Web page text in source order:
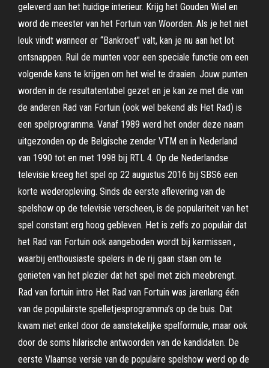
geleverd aan het huidige interieur. Krijg het Gouden Wiel en
word de meester van het Fortuin van Woorden. Als je het niet
leuk vindt wanneer er “Bankroet" valt, kan je nu aan het lot
ontsnappen. Ruil de munten voor een speciale functie om een
volgende kans te krijgen om het wiel te draaien. Jouw punten
worden in de resultatentabel gezet en je kan ze met die van
de anderen Rad van Fortuin (ook wel bekend als Het Rad) is
een spelprogramma. Vanaf 1989 werd het onder deze naam
uitgezonden op de Belgische zender VTM en in Nederland
van 1990 tot en met 1998 bij RTL 4. Op de Nederlandse
televisie kreeg het spel op 22 augustus 2016 bij SBS6 een
korte wederopleving. Sinds de eerste aflevering van de
spelshow op de televisie verscheen, is de populariteit van het
spel constant erg hoog gebleven. Het is zelfs zo populair dat
het Rad van Fortuin ook aangeboden wordt bij kermissen ,
waarbij enthousiaste spelers in de rij gaan staan om te
genieten van het plezier dat het spel met zich meebrengt.
Rad van fortuin intro Het Rad van Fortuin was jarenlang één
van de populairste spelletjesprogramma’s op de buis. Dat
kwam niet enkel door de aanstekelijke spelformule, maar ook
door de soms hilarische antwoorden van de kandidaten. De
eerste Vlaamse versie van de populaire spelshow werd op de